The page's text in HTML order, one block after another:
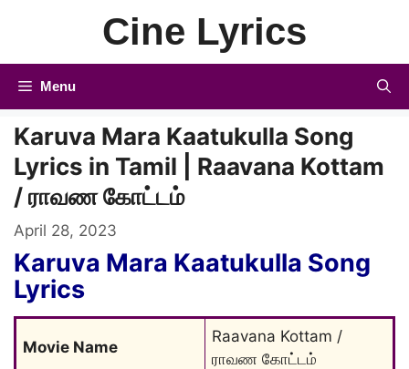
Cine Lyrics
Menu
Karuva Mara Kaatukulla Song
Lyrics in Tamil | Raavana Kottam
/ ராவண கோட்டம்
April 28, 2023
Karuva Mara Kaatukulla Song
Lyrics
Movie Name
Raavana Kottam /
ராவண கோட்டம்